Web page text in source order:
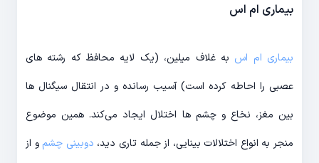
بیماری ام اس
بیماری ام اس به غلاف میلین، (یک لایه محافظ که رشته های
عصبی را احاطه کرده است) آسیب رسانده و در انتقال سیگنال ها
بین مغز، نخاع و چشم ها اختلال ایجاد می‌کند. همین موضوع
منجر به انواع اختلالات بینایی، از جمله تاری دید، دوبینی چشم و از